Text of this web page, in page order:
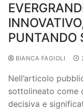
PUNTANDO
BIANCA FAGIOLI
Nell’articolo
sottolineato come
decisiva e